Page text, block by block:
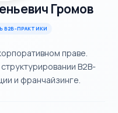
Громов
B2B-ПРАКТИКИ
праве.
B2B-
и франчайзинге.